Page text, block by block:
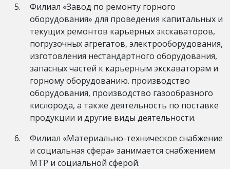
Филиал «Завод по ремонту горного
оборудования» для проведения капитальных и
текущих ремонтов карьерных экскаваторов,
погрузочных агрегатов, электрооборудования,
изготовления нестандартного оборудования,
запасных частей к карьерным экскаваторам и
горному оборудованию. производство
оборудования, производство газообразного
кислорода, а также деятельность по поставке
продукции и другие виды деятельности.
Филиал «Материально-техническое снабжение
и социальная сфера» занимается снабжением
МТР и социальной сферой.